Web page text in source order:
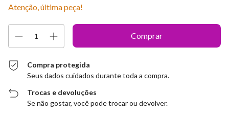
Atenção, última peça!
Compra protegida
Seus dados cuidados durante toda a compra.
Trocas e devoluções
Se não gostar, você pode trocar ou devolver.